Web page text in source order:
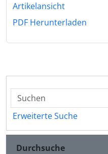
Artikelansicht
PDF Herunterladen
Erweiterte Suche
Durchsuche